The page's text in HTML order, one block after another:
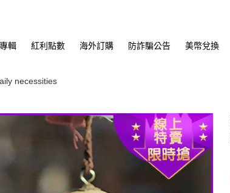
輯 紅利點數 海外訂購 防詐騙公告 美幣兌換
necessities